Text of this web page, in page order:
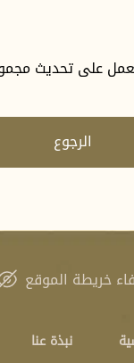
على تحديث
الرجوع
خريطة الموقع
نبذة عنا